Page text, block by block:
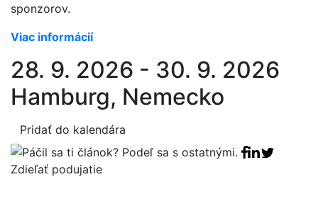
sponzorov.
Viac informácií
28. 9. 2026 - 30. 9. 2026
Hamburg, Nemecko
Pridať do kalendára
Facebook
Linkedin
Tweet
Zdieľať podujatie